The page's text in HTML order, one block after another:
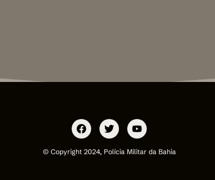
© Copyright 2024, Polícia Militar da Bahia